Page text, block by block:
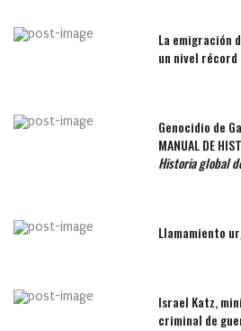
La emigración
un nivel récord
Genocidio de
MANUAL DE
Historia global
Llamamiento
Israel Katz,
criminal de